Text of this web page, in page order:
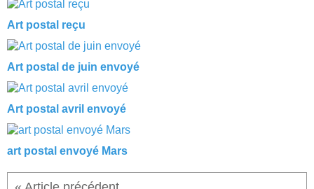
Art postal reçu
Art postal de juin envoyé
Art postal avril envoyé
art postal envoyé Mars